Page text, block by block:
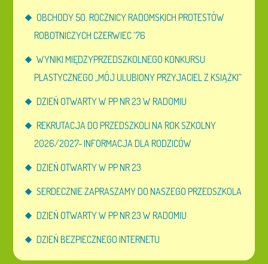
OBCHODY 50. ROCZNICY RADOMSKICH PROTESTÓW
ROBOTNICZYCH CZERWIEC ’76
WYNIKI MIĘDZYPRZEDSZKOLNEGO KONKURSU
PLASTYCZNEGO „MÓJ ULUBIONY PRZYJACIEL Z KSIĄŻKI”
DZIEŃ OTWARTY W PP NR 23 W RADOMIU
REKRUTACJA DO PRZEDSZKOLI NA ROK SZKOLNY
2026/2027- INFORMACJA DLA RODZICÓW
DZIEŃ OTWARTY W PP NR 23
SERDECZNIE ZAPRASZAMY DO NASZEGO PRZEDSZKOLA
DZIEŃ OTWARTY W PP NR 23 W RADOMIU
DZIEŃ BEZPIECZNEGO INTERNETU